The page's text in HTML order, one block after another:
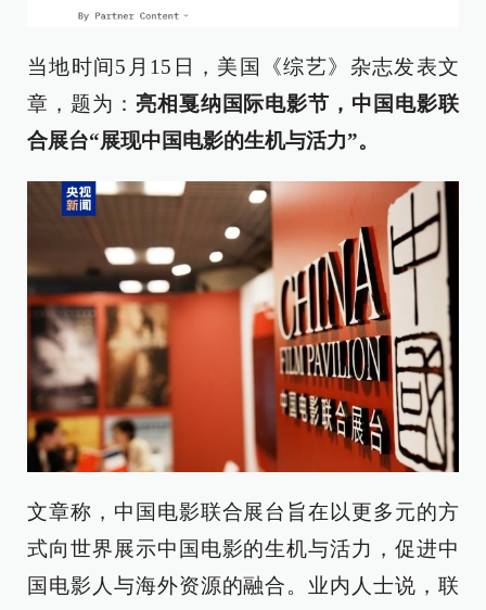
当地时间5月15日，美国《综艺》杂志发表文
章，题为： 亮相戛纳国际电影节，中国电影联
合展台“展现中国电影的生机与活力”。
文章称，中国电影联合展台旨在以更多元的方
式向世界展示中国电影的生机与活力，促进中
国电影人与海外资源的融合。业内人士说，联